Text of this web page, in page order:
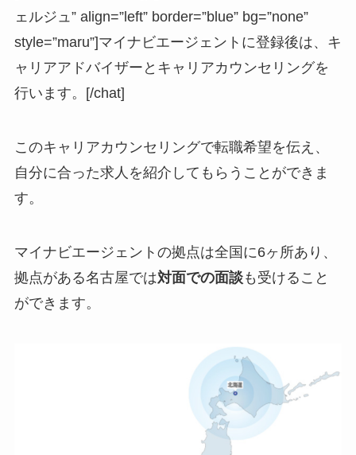
ェルジュ” align=”left” border=”blue” bg=”none”
style=”maru”]マイナビエージェントに登録後は、キ
ャリアアドバイザーとキャリアカウンセリングを
行います。[/chat]
このキャリアカウンセリングで転職希望を伝え、
自分に合った求人を紹介してもらうことができま
す。
マイナビエージェントの拠点は全国に6ヶ所あり、
拠点がある名古屋では対面での面談も受けること
ができます。